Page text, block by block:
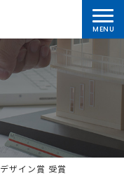
ザイン賞 受賞